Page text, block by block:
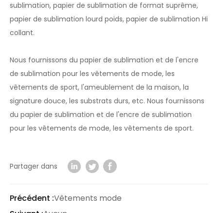
sublimation, papier de sublimation de format suprême,
papier de sublimation lourd poids, papier de sublimation Hi
collant.
Nous fournissons du papier de sublimation et de l'encre
de sublimation pour les vêtements de mode, les
vêtements de sport, l'ameublement de la maison, la
signature douce, les substrats durs, etc. Nous fournissons
du papier de sublimation et de l'encre de sublimation
pour les vêtements de mode, les vêtements de sport.
Partager dans
Précédent :Vêtements mode